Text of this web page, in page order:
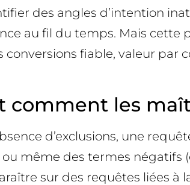
des angles d’intention
au fil du temps. Mais
conversions fiable, valeur
comment les
d’exclusions, une
même des termes négatifs
sur des requêtes liées